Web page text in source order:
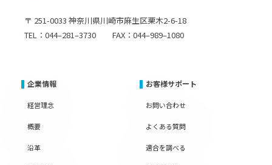
〒 251-0033 神奈川県川崎市麻生区栗木2-6-18
TEL：044–281–3730 FAX：044–989–1080
企業情報
経営理念
概要
沿革
お客様サポート
お問い合わせ
よくある質問
適合を調べる